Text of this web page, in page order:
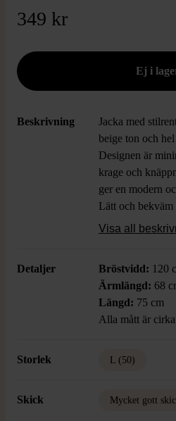
349 kr
Beskrivning
Jacka med
beige ton och
Designen är
krage och
ger en modern
Lätt och
snygg både till
Visa all
Detaljer Bröstvidd: 120
Ärmlängd: 68
Längd: 75 cm
Alla mått är
Storlek L (50)
Skick Mycket gott